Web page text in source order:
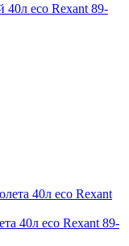
40л eco Rexant 89-
40л eco Rexant 89-